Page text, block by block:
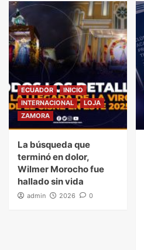
ECUADOR
INICIO
INTERNACIONAL
LOJA
ZAMORA
La búsqueda que
terminó en dolor,
Wilmer Morocho fue
hallado sin vida
admin 2026 0